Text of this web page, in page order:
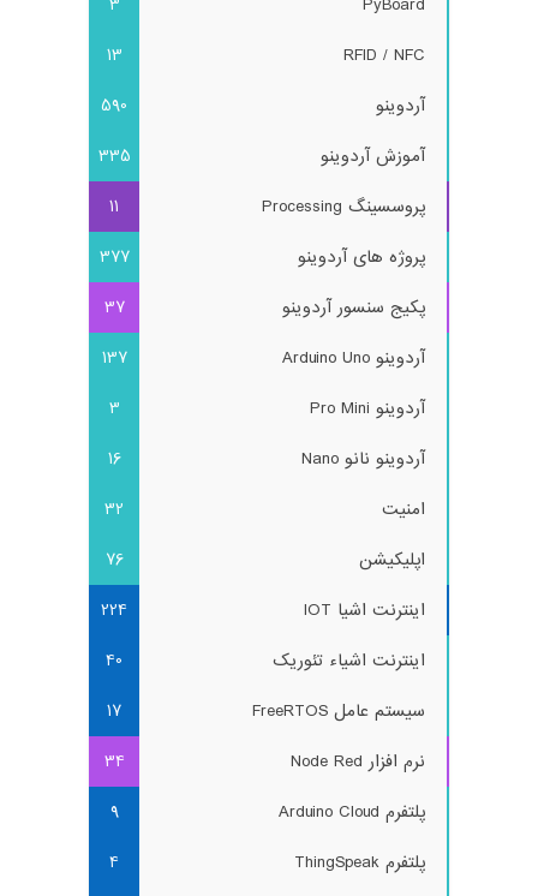
RFID / NFC
13
آردوینو
590
آموزش آردوینو
335
پروسسینگ Processing
11
پروژه های آردوینو
377
پکیج سنسور آردوینو
37
آردوینو Arduino Uno
137
آردوینو Pro Mini
3
آردوینو نانو Nano
16
امنیت
32
اپلیکیشن
76
اینترنت اشیا IOT
224
اینترنت اشیاء تئوریک
40
سیستم عامل FreeRTOS
17
نرم افزار Node Red
34
پلتفرم Arduino Cloud
9
پلتفرم ThingSpeak
4